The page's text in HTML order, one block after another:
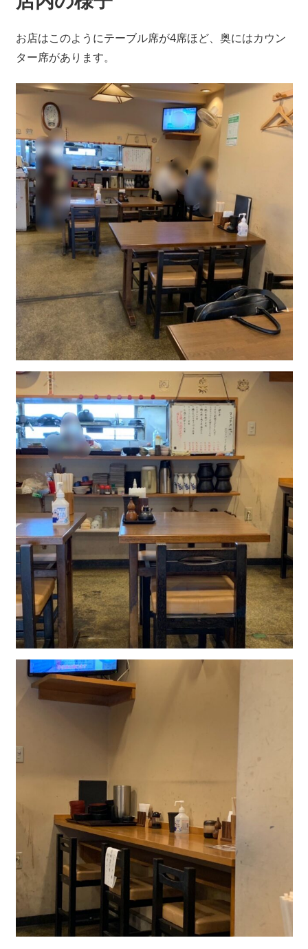
お店はこのようにテーブル席が4席ほど、奥にはカウン
ター席があります。